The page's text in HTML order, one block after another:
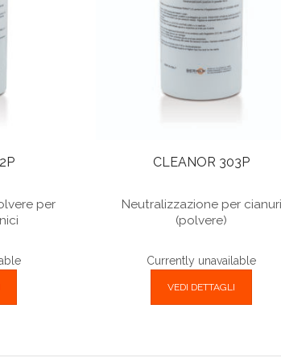
per
CLEANOR 303P
Neutralizzazione per cianuri
(polvere)
Currently unavailable
VEDI DETTAGLI